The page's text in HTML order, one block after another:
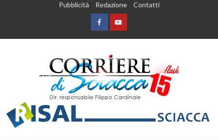
Pubblicità Redazione Contatti
FacebookYountube